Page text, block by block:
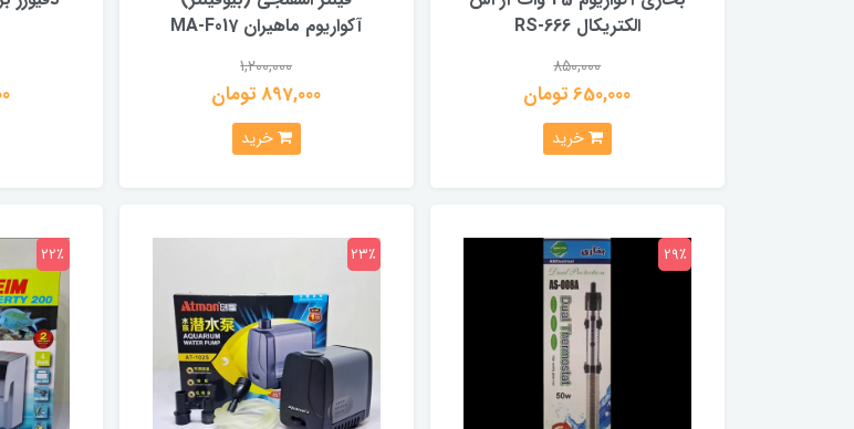
الکتریکال RS-666
850,000
650,000 تومان
خرید
آکواریوم ماهیران MA-F017
1,200,000
897,000 تومان
خرید
29٪ 23٪ 22٪